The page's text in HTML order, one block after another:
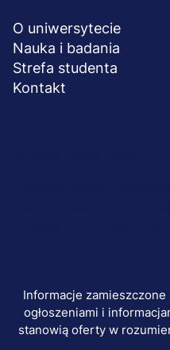
O uniwersytecie
Nauka i badania
Strefa studenta
Kontakt
Informacje
ogłoszeniami i
stanowią oferty w